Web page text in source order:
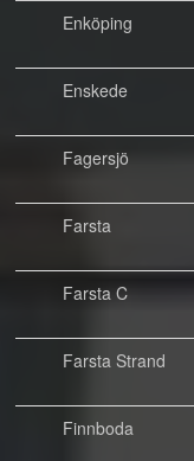
Enköping
Enskede
Fagersjö
Farsta
Farsta C
Farsta Strand
Finnboda